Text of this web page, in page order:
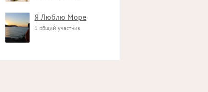
Я Люблю Море
1 общий участник